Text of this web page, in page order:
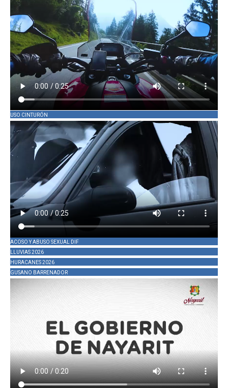
USO CINTURÓN
ACOSO Y ABUSO SEXUAL DIF
LLUVIAS 2026
HURACANES 2026
GUSANO BARRENADOR